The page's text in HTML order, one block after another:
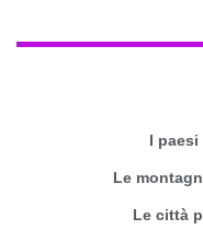
I
Le
Le città